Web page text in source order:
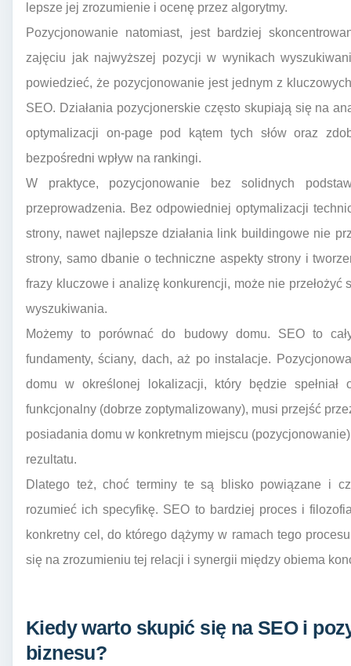
lepsze jej zrozumienie i ocenę przez algorytmy.
Pozycjonowanie natomiast, jest bardziej
zajęciu jak najwyższej pozycji w wynikach
powiedzieć, że pozycjonowanie jest jednym z
SEO. Działania pozycjonerskie często skupiają się na
optymalizacji on-page pod kątem tych słów oraz
bezpośredni wpływ na rankingi.
W praktyce, pozycjonowanie bez solidnych
przeprowadzenia. Bez odpowiedniej optymalizacji
strony, nawet najlepsze działania link buildingowe nie
strony, samo dbanie o techniczne aspekty strony i
frazy kluczowe i analizę konkurencji, może nie
wyszukiwania.
Możemy to porównać do budowy domu. SEO to
fundamenty, ściany, dach, aż po instalacje.
domu w określonej lokalizacji, który będzie
funkcjonalny (dobrze zoptymalizowany), musi przejść
posiadania domu w konkretnym miejscu
rezultatu.
Dlatego też, choć terminy te są blisko powiązane i
rozumieć ich specyfikę. SEO to bardziej proces i
konkretny cel, do którego dążymy w ramach tego
się na zrozumieniu tej relacji i synergii między obiema
Kiedy warto skupić się na SEO i
biznesu?